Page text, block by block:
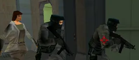
Chef: Ex-Kapitän Douglas Littlejohns
Spielideen und große Ambitionen